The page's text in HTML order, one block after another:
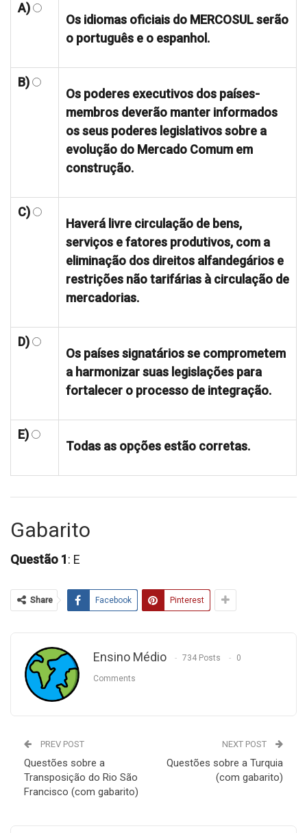
A)
Os idiomas oficiais do MERCOSUL serão
o português e o espanhol.
B)
Os poderes executivos dos países-
membros deverão manter informados
os seus poderes legislativos sobre a
evolução do Mercado Comum em
construção.
C)
Haverá livre circulação de bens,
serviços e fatores produtivos, com a
eliminação dos direitos alfandegários e
restrições não tarifárias à circulação de
mercadorias.
D)
Os países signatários se comprometem
a harmonizar suas legislações para
fortalecer o processo de integração.
E)
Todas as opções estão corretas.
Gabarito
Questão 1: E
Share Facebook Pinterest
Ensino Médio 734 Posts 0
Comments
PREV POST
Questões sobre a
Transposição do Rio São
Francisco (com gabarito)
NEXT POST
Questões sobre a Turquia
(com gabarito)